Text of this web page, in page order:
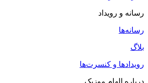
رسانه و رویداد
رسانه‌ها
بلاگ
رویدادها و کنسرت‌ها
درباره الهام موزیک